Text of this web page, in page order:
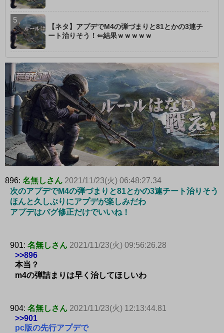
【ネタ】アプデでM4の弾づまりと81とかの3連チ
ート治りそう！⇐結果ｗｗｗｗｗ
896: 名無しさん 2021/11/23(火) 06:48:27.34
次のアプデでM4の弾づまりと81とかの3連チート治りそう
ほんと久しぶりにアプデが楽しみだわ
アプデはバグ修正だけでいいね！
901: 名無しさん 2021/11/23(火) 09:56:26.28
>>896
本当？
m4の弾詰まりは早く治してほしいわ
904: 名無しさん 2021/11/23(火) 12:13:44.81
>>901
pc版の先行アプデで